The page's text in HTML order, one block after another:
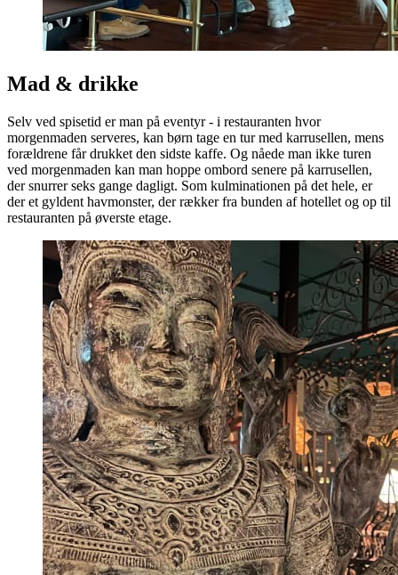
Mad & drikke
Selv ved spisetid er man på eventyr - i restauranten hvor
morgenmaden serveres, kan børn tage en tur med karrusellen, mens
forældrene får drukket den sidste kaffe. Og nåede man ikke turen
ved morgenmaden kan man hoppe ombord senere på karrusellen,
der snurrer seks gange dagligt. Som kulminationen på det hele, er
der et gyldent havmonster, der rækker fra bunden af hotellet og op til
restauranten på øverste etage.